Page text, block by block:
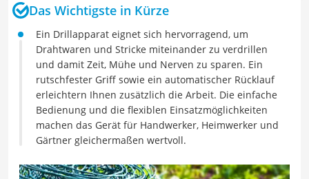
Das Wichtigste in Kürze
Ein Drillapparat eignet sich hervorragend, um
Drahtwaren und Stricke miteinander zu verdrillen
und damit Zeit, Mühe und Nerven zu sparen. Ein
rutschfester Griff sowie ein automatischer Rücklauf
erleichtern Ihnen zusätzlich die Arbeit. Die einfache
Bedienung und die flexiblen Einsatzmöglichkeiten
machen das Gerät für Handwerker, Heimwerker und
Gärtner gleichermaßen wertvoll.